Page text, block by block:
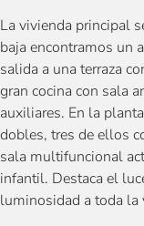
La vivienda principal
baja encontramos un
salida a una terraza
gran cocina con sala
auxiliares. En la
dobles, tres de ellos
sala multifuncional
infantil. Destaca el
luminosidad a toda la